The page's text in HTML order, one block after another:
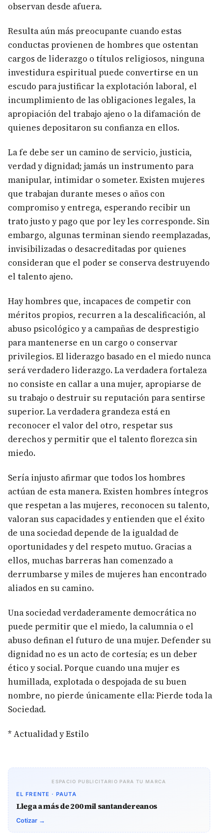
observan desde afuera.
Resulta aún más preocupante cuando estas
conductas provienen de hombres que ostentan
cargos de liderazgo o títulos religiosos, ninguna
investidura espiritual puede convertirse en un
escudo para justificar la explotación laboral, el
incumplimiento de las obligaciones legales, la
apropiación del trabajo ajeno o la difamación de
quienes depositaron su confianza en ellos.
La fe debe ser un camino de servicio, justicia,
verdad y dignidad; jamás un instrumento para
manipular, intimidar o someter. Existen mujeres
que trabajan durante meses o años con
compromiso y entrega, esperando recibir un
trato justo y pago que por ley les corresponde. Sin
embargo, algunas terminan siendo reemplazadas,
invisibilizadas o desacreditadas por quienes
consideran que el poder se conserva destruyendo
el talento ajeno.
Hay hombres que, incapaces de competir con
méritos propios, recurren a la descalificación, al
abuso psicológico y a campañas de desprestigio
para mantenerse en un cargo o conservar
privilegios. El liderazgo basado en el miedo nunca
será verdadero liderazgo. La verdadera fortaleza
no consiste en callar a una mujer, apropiarse de
su trabajo o destruir su reputación para sentirse
superior. La verdadera grandeza está en
reconocer el valor del otro, respetar sus
derechos y permitir que el talento florezca sin
miedo.
Sería injusto afirmar que todos los hombres
actúan de esta manera. Existen hombres íntegros
que respetan a las mujeres, reconocen su talento,
valoran sus capacidades y entienden que el éxito
de una sociedad depende de la igualdad de
oportunidades y del respeto mutuo. Gracias a
ellos, muchas barreras han comenzado a
derrumbarse y miles de mujeres han encontrado
aliados en su camino.
Una sociedad verdaderamente democrática no
puede permitir que el miedo, la calumnia o el
abuso definan el futuro de una mujer. Defender su
dignidad no es un acto de cortesía; es un deber
ético y social. Porque cuando una mujer es
humillada, explotada o despojada de su buen
nombre, no pierde únicamente ella: Pierde toda la
Sociedad.
* Actualidad y Estilo
ESPACIO PUBLICITARIO PARA TU MARCA
EL FRENTE · PAUTA
Llega a más de 200 mil santandereanos
Cotizar →